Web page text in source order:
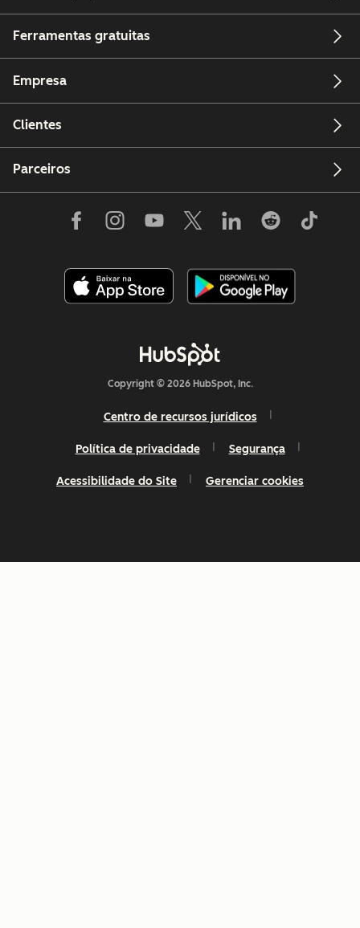
Ferramentas gratuitas
Empresa
Clientes
Parceiros
Copyright © 2026 HubSpot, Inc.
Centro de recursos jurídicos
Política de privacidade Segurança
Acessibilidade do Site Gerenciar cookies